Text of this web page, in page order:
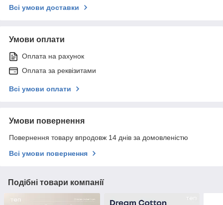
Всі умови доставки
Умови оплати
Оплата на рахунок
Оплата за реквізитами
Всі умови оплати
Умови повернення
Повернення товару впродовж 14 днів за домовленістю
Всі умови повернення
Подібні товари компанії